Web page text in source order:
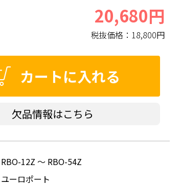
20,680円
税抜価格： 18,800円
カートに入れる
欠品情報はこちら
RBO-12Z ～ RBO-54Z
ユーロポート